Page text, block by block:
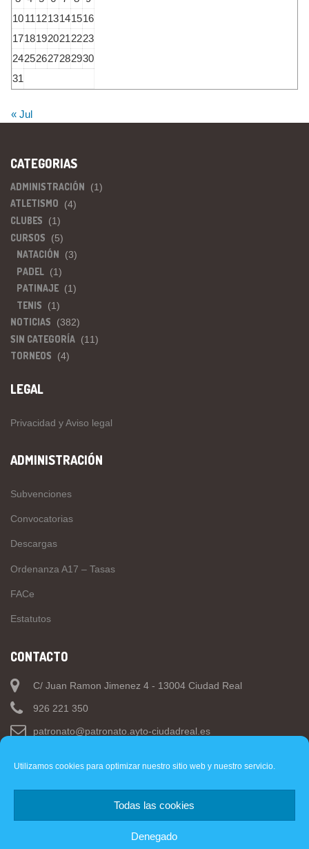
Utilizamos cookies para optimizar nuestro sitio web y nuestro servicio.
Todas las cookies
Denegado
10111213141516
17181920212223
24252627282930
31
« Jul
CATEGORIAS
ADMINISTRACIÓN (1)
ATLETISMO (4)
CLUBES (1)
CURSOS (5)
NATACIÓN (3)
PADEL (1)
PATINAJE (1)
TENIS (1)
NOTICIAS (382)
SIN CATEGORÍA (11)
TORNEOS (4)
LEGAL
Privacidad y Aviso legal
ADMINISTRACIÓN
Subvenciones
Convocatorias
Descargas
Ordenanza A17 – Tasas
FACe
Estatutos
CONTACTO
C/ Juan Ramon Jimenez 4 - 13004 Ciudad Real
926 221 350
patronato@patronato.ayto-ciudadreal.es